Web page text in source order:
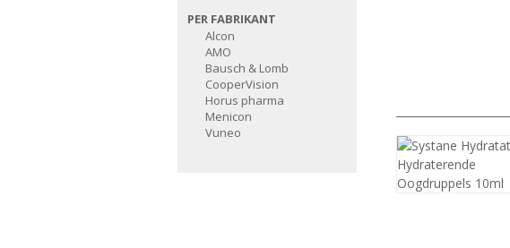
PER FABRIKANT
Alcon
AMO
Bausch & Lomb
CooperVision
Horus pharma
Menicon
Vuneo